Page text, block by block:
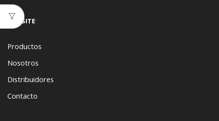
WEBSITE
Productos
Nosotros
Distribuidores
Contacto